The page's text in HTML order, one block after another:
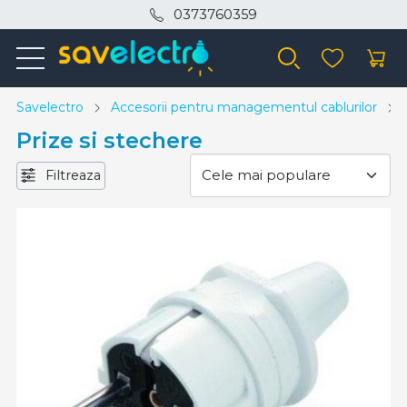
0373760359
Savelectro Accesorii pentru managementul cablurilor
Prize si stechere
Filtreaza